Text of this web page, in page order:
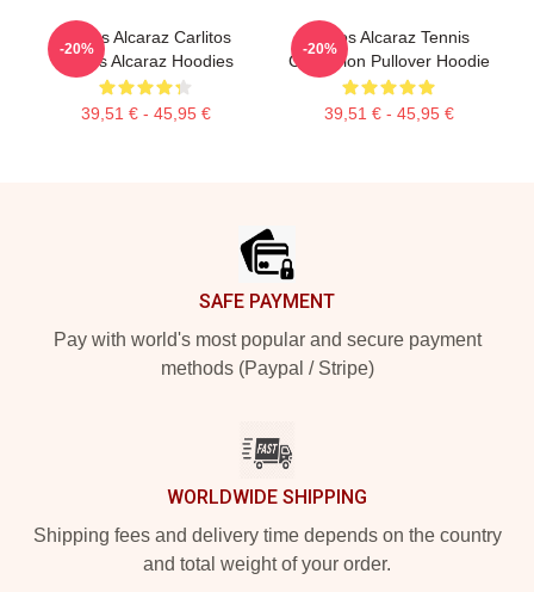
Carlos Alcaraz Carlitos
Carlos Alcaraz Hoodies
39,51 € - 45,95 €
-20%
Carlos Alcaraz Tennis
Champion Pullover Hoodie
39,51 € - 45,95 €
-20%
SAFE PAYMENT
Pay with world's most popular and secure payment
methods (Paypal / Stripe)
WORLDWIDE SHIPPING
Shipping fees and delivery time depends on the country
and total weight of your order.